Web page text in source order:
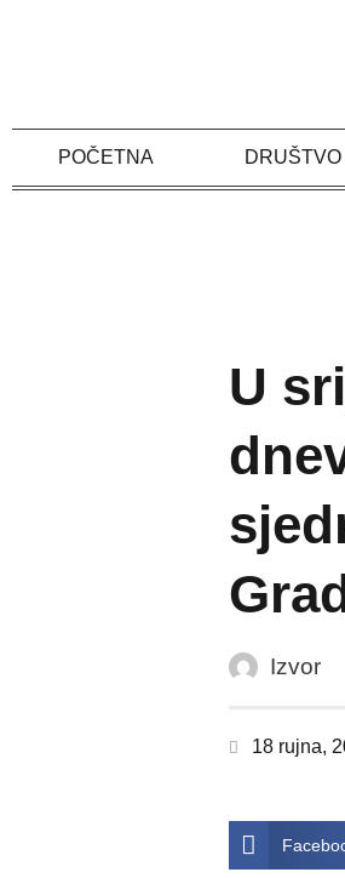
POČETNA DRUŠTVO
U
Izvor
18 rujna,